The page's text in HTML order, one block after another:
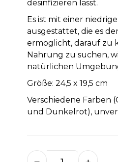
desinfizieren lässt.
Es ist mit einer
ausgestattet, die es
ermöglicht, darauf zu
Nahrung zu suchen,
natürlichen
Größe: 24,5 x 19,5 cm
Verschiedene Farben
und Dunkelrot),